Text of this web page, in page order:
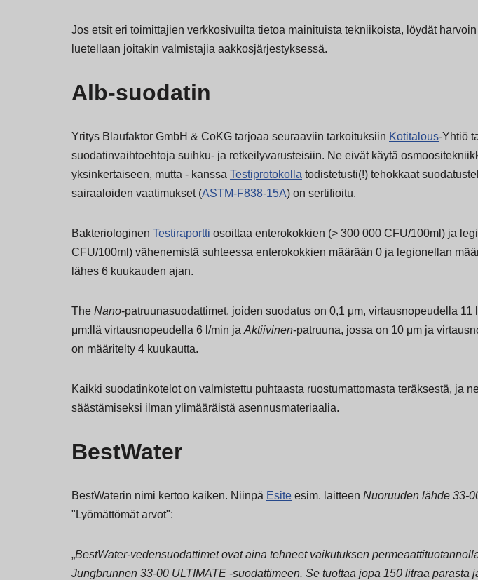
Jos etsit eri toimittajien verkkosivuilta tietoa mainituista tekniikoista, löydät
luetellaan joitakin valmistajia aakkosjärjestyksessä.
Alb-suodatin
Yritys Blaufaktor GmbH & CoKG tarjoaa seuraaviin tarkoituksiin Kotitalous-Yhtiö
suodatinvaihtoehtoja suihku- ja retkeilyvarusteisiin. Ne eivät käytä
yksinkertaiseen, mutta - kanssa Testiprotokolla todistetusti(!) tehokkaat
sairaaloiden vaatimukset (ASTM-F838-15A) on sertifioitu.
Bakteriologinen Testiraportti osoittaa enterokokkien (> 300 000 CFU/100ml) ja
CFU/100ml) vähenemistä suhteessa enterokokkien määrään 0 ja legionellan
lähes 6 kuukauden ajan.
The Nano-patruunasuodattimet, joiden suodatus on 0,1 μm, virtausnopeudella 11
μm:llä virtausnopeudella 6 l/min ja Aktiivinen-patruuna, jossa on 10 μm ja
on määritelty 4 kuukautta.
Kaikki suodatinkotelot on valmistettu puhtaasta ruostumattomasta teräksestä, ja
säästämiseksi ilman ylimääräistä asennusmateriaalia.
BestWater
BestWaterin nimi kertoo kaiken. Niinpä Esite esim. laitteen Nuoruuden lähde 33-
"Lyömättömät arvot":
„BestWater-vedensuodattimet ovat aina tehneet vaikutuksen
Jungbrunnen 33-00 ULTIMATE -suodattimeen. Se tuottaa jopa 150 litraa parasta